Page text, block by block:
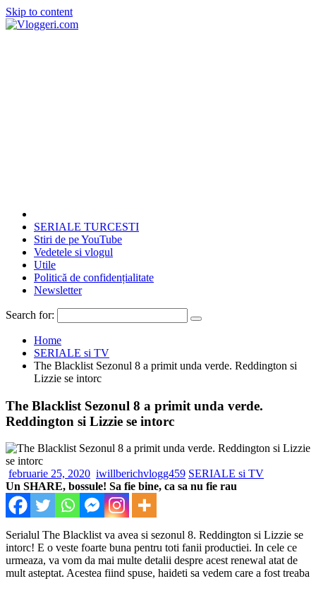
Skip to content
SERIALE TURCESTI
Stiri de pe YouTube
Vedetele si vlogul
Utile
Politică de confidențialitate
Newsletter
Search for:
Home
SERIALE si TV
The Blacklist Sezonul 8 a primit unda verde. Reddington si
Lizzie se intorc
The Blacklist Sezonul 8 a primit unda verde.
Reddington si Lizzie se intorc
februarie 25, 2020 iwillberichvlogg459 SERIALE si TV
Un SHARE, bossule! Sa fie bine, ca sa nu fie rau
Serialul The Blacklist va avea si sezonul 8. Reddington si Lizzie se
intorc! E o veste foarte buna pentru toti fanii productiei. In cele ce
urmeaza, va vom da mai multe detalii despre acest renewal atat de
mult asteptat. Acestea fiind spuse, haideti sa vedem care a fost treaba